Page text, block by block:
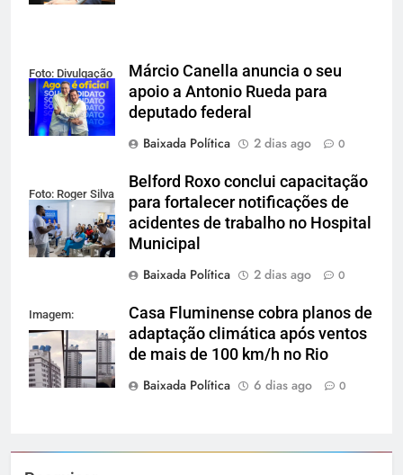
Foto: Divulgação
Márcio Canella anuncia o seu
apoio a Antonio Rueda para
deputado federal
Baixada Política
2 dias ago 0
Foto: Roger Silva
Belford Roxo conclui capacitação
para fortalecer notificações de
acidentes de trabalho no Hospital
Municipal
Baixada Política
2 dias ago 0
Imagem:
Reprodução
Casa Fluminense cobra planos de
adaptação climática após ventos
de mais de 100 km/h no Rio
Baixada Política
6 dias ago 0